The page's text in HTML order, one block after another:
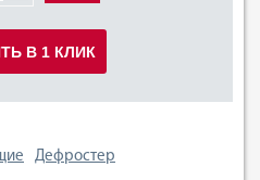
В 1 КЛИК
Дефростер